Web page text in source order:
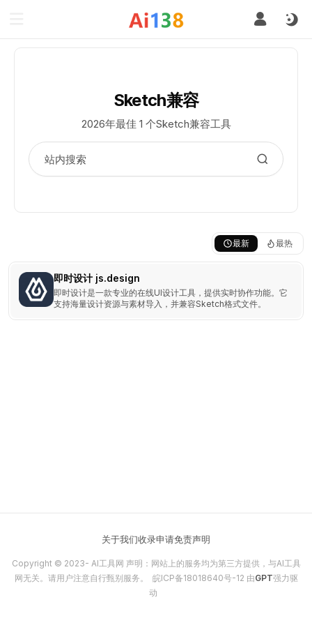
Sketch兼容
2026年最佳 1 个Sketch兼容工具
最新 最热
即时设计 js.design
即时设计是一款专业的在线UI设计工具，提供实时协作功能。它
支持海量设计资源与素材导入，并兼容Sketch格式文件。
关于我们收录申请免责声明
Copyright © 2023- AI工具网 声明：网站上的服务均为第三方提供，与AI工具
网无关。请用户注意自行甄别服务。 皖ICP备18018640号-12 由GPT强力驱
动